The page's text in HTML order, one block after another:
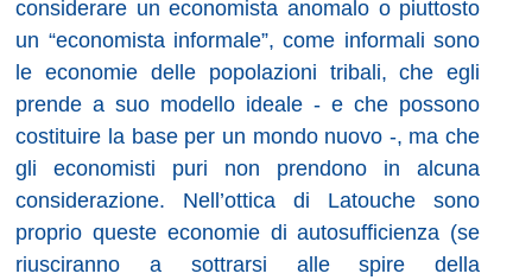
considerare un economista anomalo o piuttosto
un “economista informale”, come informali sono
le economie delle popolazioni tribali, che egli
prende a suo modello ideale - e che possono
costituire la base per un mondo nuovo -, ma che
gli economisti puri non prendono in alcuna
considerazione. Nell’ottica di Latouche sono
proprio queste economie di autosufficienza (se
riusciranno a sottrarsi alle spire della